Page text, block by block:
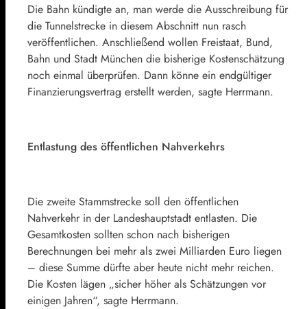
Die Bahn kündigte an, man werde die Ausschreibung für
die Tunnelstrecke in diesem Abschnitt nun rasch
veröffentlichen. Anschließend wollen Freistaat, Bund,
Bahn und Stadt München die bisherige Kostenschätzung
noch einmal überprüfen. Dann könne ein endgültiger
Finanzierungsvertrag erstellt werden, sagte Herrmann.
Entlastung des öffentlichen Nahverkehrs
Die zweite Stammstrecke soll den öffentlichen
Nahverkehr in der Landeshauptstadt entlasten. Die
Gesamtkosten sollten schon nach bisherigen
Berechnungen bei mehr als zwei Milliarden Euro liegen
– diese Summe dürfte aber heute nicht mehr reichen.
Die Kosten lägen „sicher höher als Schätzungen vor
einigen Jahren“, sagte Herrmann.